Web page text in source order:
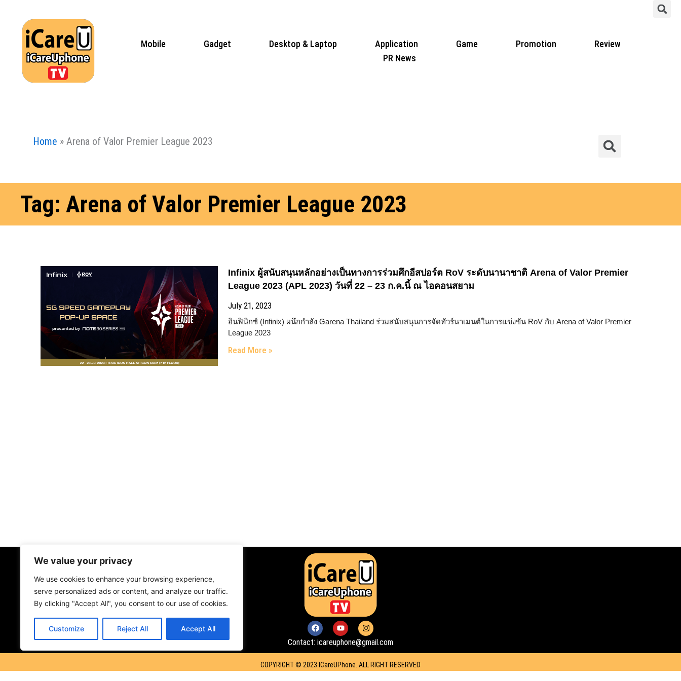
We value your privacy
We use cookies to enhance your browsing experience,
serve personalized ads or content, and analyze our traffic.
By clicking "Accept All", you consent to our use of cookies.
Customize Reject All Accept All
content
Mobile Gadget Desktop & Laptop Application Game Promotion
Review
PR News
Home » Arena of Valor Premier League 2023
Tag: Arena of Valor Premier League 2023
Infinix ผู้สนับสนุนหลักอย่างเป็นทางการร่วมศึกอีสปอร์ต RoV ระดับนานาชาติ Arena of Valor Premier
League 2023 (APL 2023) วันที่ 22 – 23 ก.ค.นี้ ณ ไอคอนสยาม
July 21, 2023
อินฟินิกซ์ (Infinix) ผนึกกำลัง Garena Thailand ร่วมสนับสนุนการจัดทัวร์นาเมนต์ในการแข่งขัน RoV กับ Arena of Valor Premier
League 2023
Read More »
F
a
c
e
b
o
Y
o
u
t
u
e
I
n
s
t
a
r
Contact: icareuphone@gmail.com
COPYRIGHT © 2023 ICareUPhone. ALL RIGHT RESERVED